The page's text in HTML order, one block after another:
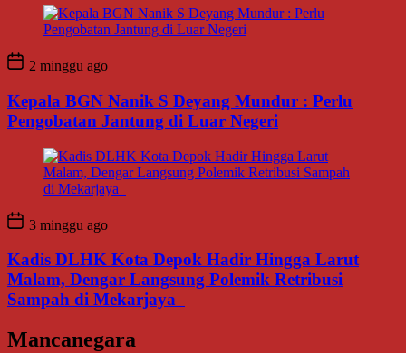
2 minggu ago
Kepala BGN Nanik S Deyang Mundur : Perlu
Pengobatan Jantung di Luar Negeri
3 minggu ago
Kadis DLHK Kota Depok Hadir Hingga Larut
Malam, Dengar Langsung Polemik Retribusi
Sampah di Mekarjaya
Mancanegara